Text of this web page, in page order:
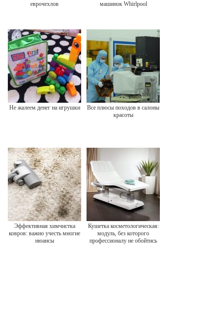
еврочехлов машинок Whirlpool
Не жалеем денег на игрушки
Все плюсы походов в салоны
красоты
Эффективная химчистка
ковров: важно учесть многие
нюансы
Кушетка косметологическая:
модуль, без которого
профессионалу не обойтись